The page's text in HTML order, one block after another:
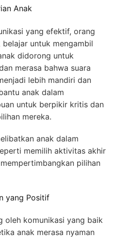
Anak
yang efektif, orang
untuk mengambil
didorong untuk
merasa bahwa suara
lebih mandiri dan
anak dalam
untuk berpikir kritis dan
mereka.
anak dalam
memilih aktivitas akhir
pilihan
yang Positif
oleh komunikasi yang baik
anak merasa nyaman